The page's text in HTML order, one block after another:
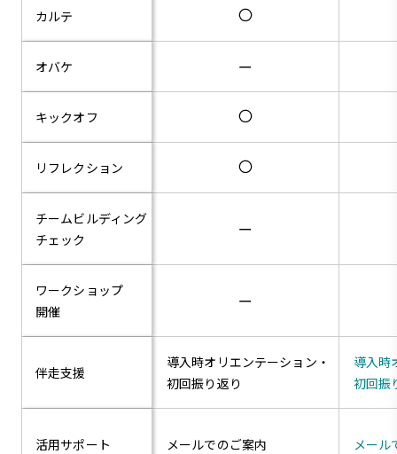
カルテ
オバケ ー
キックオフ
リフレクション
チームビルディング
チェック
ー
ワークショップ
開催
ー
伴走支援
導入時オリエンテーション・
初回振り返り
導入時
初回振
活用サポート メールでのご案内 メール